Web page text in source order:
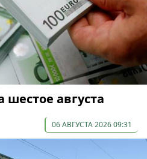
августа
06 АВГУСТА 2026 09:31